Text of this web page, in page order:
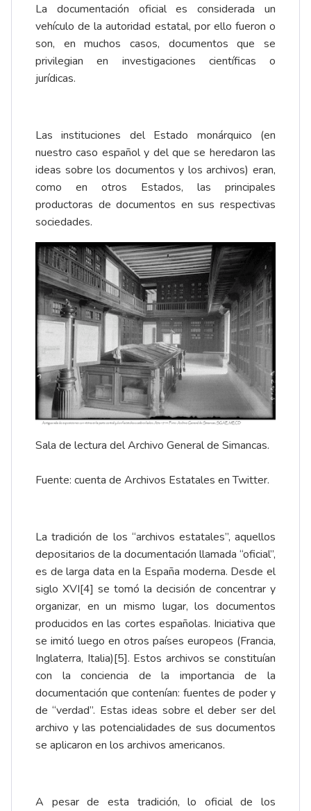
La documentación oficial es considerada un
vehículo de la autoridad estatal, por ello fueron o
son, en muchos casos, documentos que se
privilegian en investigaciones científicas o
jurídicas.
Las instituciones del Estado monárquico (en
nuestro caso español y del que se heredaron las
ideas sobre los documentos y los archivos) eran,
como en otros Estados, las principales
productoras de documentos en sus respectivas
sociedades.
Sala de lectura del Archivo General de Simancas.
Fuente: cuenta de Archivos Estatales en Twitter.
La tradición de los “archivos estatales”, aquellos
depositarios de la documentación llamada “oficial”,
es de larga data en la España moderna. Desde el
siglo XVI[4] se tomó la decisión de concentrar y
organizar, en un mismo lugar, los documentos
producidos en las cortes españolas. Iniciativa que
se imitó luego en otros países europeos (Francia,
Inglaterra, Italia)[5]. Estos archivos se constituían
con la conciencia de la importancia de la
documentación que contenían: fuentes de poder y
de “verdad”. Estas ideas sobre el deber ser del
archivo y las potencialidades de sus documentos
se aplicaron en los archivos americanos.
A pesar de esta tradición, lo oficial de los